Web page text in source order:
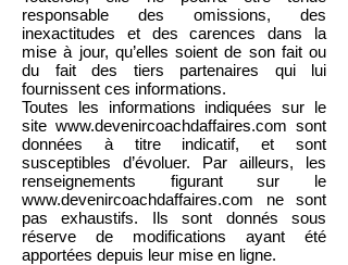
responsable des omissions, des
inexactitudes et des carences dans la
mise à jour, qu’elles soient de son fait ou
du fait des tiers partenaires qui lui
fournissent ces informations.
Toutes les informations indiquées sur le
site www.devenircoachdaffaires.com sont
données à titre indicatif, et sont
susceptibles d’évoluer. Par ailleurs, les
renseignements figurant sur le
www.devenircoachdaffaires.com ne sont
pas exhaustifs. Ils sont donnés sous
réserve de modifications ayant été
apportées depuis leur mise en ligne.